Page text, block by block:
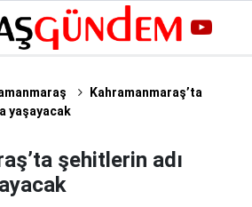
Kahramanmaraş’ta
yaşayacak
şehitlerin adı